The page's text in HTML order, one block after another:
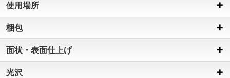
使用場所
梱包
面状・表面仕上げ
光沢